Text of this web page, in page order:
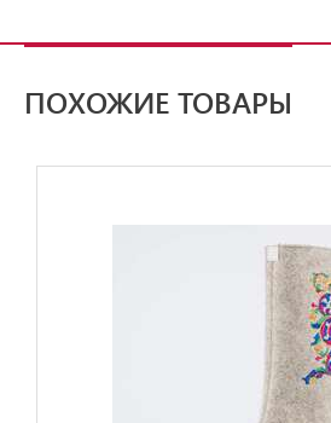
ПОХОЖИЕ ТОВАРЫ